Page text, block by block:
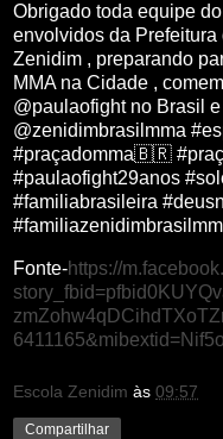
Obrigado toda equipe
envolvidos da
Zenidim , preparando
MMA na Cidade ,
@paulaofight no Brasil
@zenidimbrasilmma
#praçadomma🇧🇷
#paulaofight29anos
#familiabrasileira
Fonte-https://
Escola Zenidim às 09:57
Compartilhar